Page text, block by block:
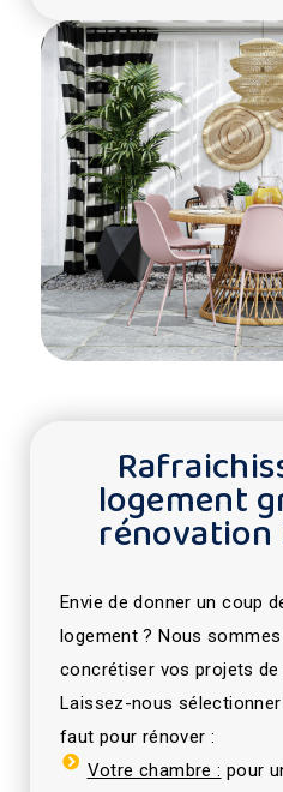
logement
Envie de donner un coup
logement ? Nous
concrétiser vos projets de
Laissez-nous
faut pour rénover :
Votre chambre : pour